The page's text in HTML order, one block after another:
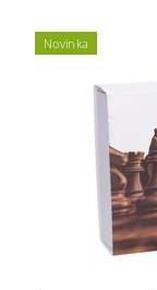
Novinka